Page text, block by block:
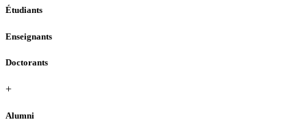
Étudiants
Enseignants
Doctorants
+
Alumni